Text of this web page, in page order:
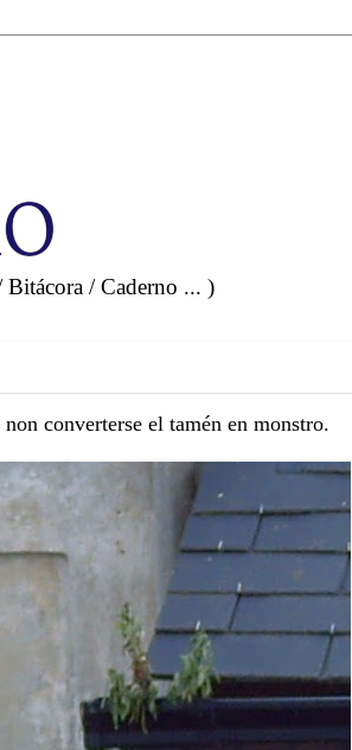
Bitácora / Caderno ... )
converterse el tamén en monstro.